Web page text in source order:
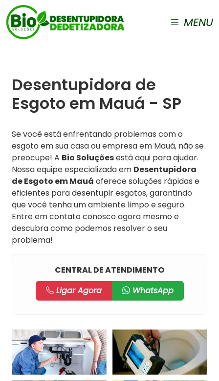
MENU
Desentupidora de
Esgoto em Mauá - SP
Se você está enfrentando problemas com o
esgoto em sua casa ou empresa em Mauá, não se
preocupe! A Bio Soluçõesestá aqui para ajudar.
Nossa equipe especializada em Desentupidora
de Esgoto em Mauá oferece soluções rápidas e
eficientes para desentupir esgotos, garantindo
que você tenha um ambiente limpo e seguro.
Entre em contato conosco agora mesmo e
descubra como podemos resolver o seu
problema!
CENTRAL DE ATENDIMENTO
Ligar Agora
WhatsApp